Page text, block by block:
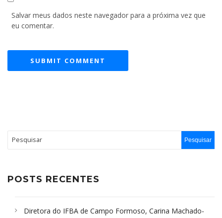
Salvar meus dados neste navegador para a próxima vez que
eu comentar.
POSTS RECENTES
Diretora do IFBA de Campo Formoso, Carina Machado-